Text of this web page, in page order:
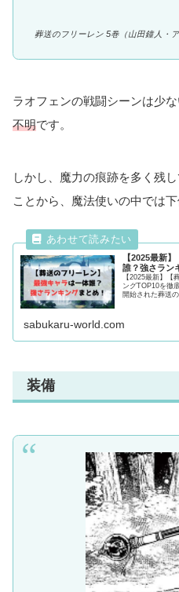
葬送のフリーレン 5巻（山田鐘人・
ラオフェンの戦闘シーンは少
不明です。
しかし、魔力の痕跡を多く残
ことから、魔法使いの中では
【2025最新
誰？強さラン
【2025最新】【
ングTOP10を徹
開始された葬送
sabukaru-world.com
装備